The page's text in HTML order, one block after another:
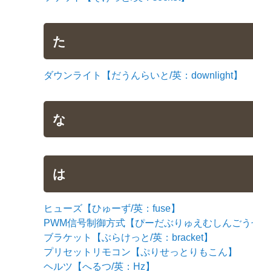
た
ダウンライト【だうんらいと/英：downlight】
な
は
ヒューズ【ひゅーず/英：fuse】
PWM信号制御方式【ぴーだぶりゅえむしんご
ブラケット【ぶらけっと/英：bracket】
プリセットリモコン【ぷりせっとりもこん】
ヘルツ【へるつ/英：Hz】